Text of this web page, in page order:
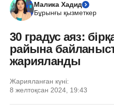
Малика Хадид
Бұрынғы қызметкер
30 градус аяз:
райына
жарияланды
Жарияланған күні:
8 желтоқсан 2024, 19:43